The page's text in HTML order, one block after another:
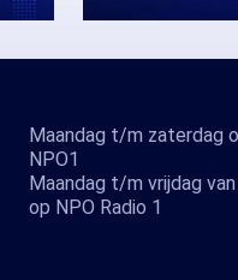
Maandag t/m zaterdag
NPO1
Maandag t/m vrijdag
op NPO Radio 1